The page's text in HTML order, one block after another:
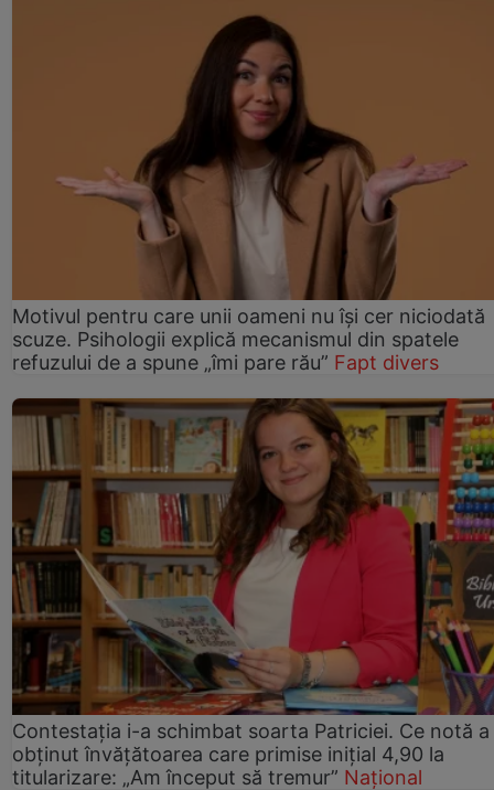
Motivul pentru care unii oameni nu își cer niciodată
scuze. Psihologii explică mecanismul din spatele
refuzului de a spune „îmi pare rău” Fapt divers
Contestația i-a schimbat soarta Patriciei. Ce notă a
obținut învățătoarea care primise inițial 4,90 la
titularizare: „Am început să tremur” Național